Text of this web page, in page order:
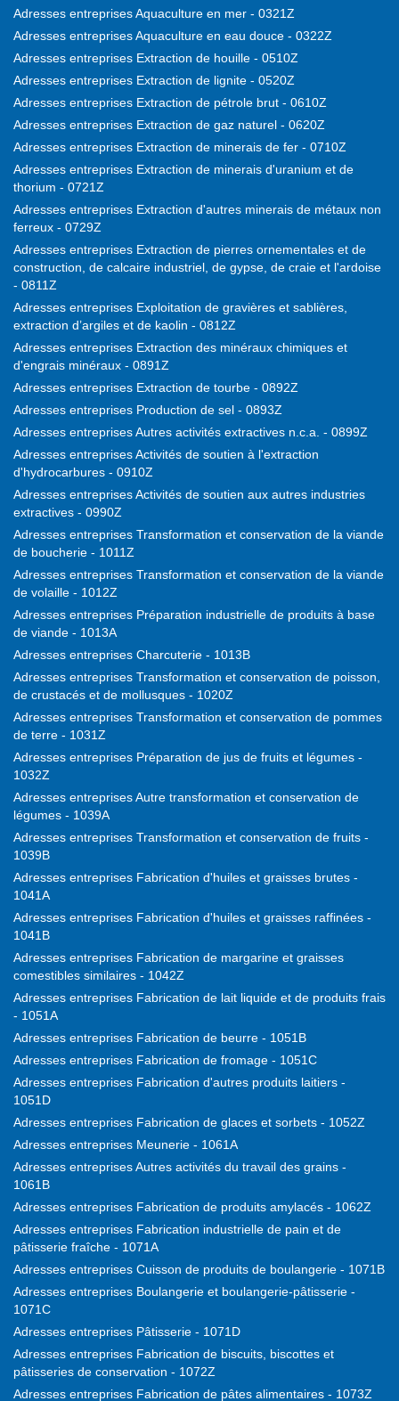
Adresses entreprises Aquaculture en mer - 0321Z
Adresses entreprises Aquaculture en eau douce - 0322Z
Adresses entreprises Extraction de houille - 0510Z
Adresses entreprises Extraction de lignite - 0520Z
Adresses entreprises Extraction de pétrole brut - 0610Z
Adresses entreprises Extraction de gaz naturel - 0620Z
Adresses entreprises Extraction de minerais de fer - 0710Z
Adresses entreprises Extraction de minerais d'uranium et de
thorium - 0721Z
Adresses entreprises Extraction d'autres minerais de métaux non
ferreux - 0729Z
Adresses entreprises Extraction de pierres ornementales et de
construction, de calcaire industriel, de gypse, de craie et l'ardoise
- 0811Z
Adresses entreprises Exploitation de gravières et sablières,
extraction d’argiles et de kaolin - 0812Z
Adresses entreprises Extraction des minéraux chimiques et
d'engrais minéraux - 0891Z
Adresses entreprises Extraction de tourbe - 0892Z
Adresses entreprises Production de sel - 0893Z
Adresses entreprises Autres activités extractives n.c.a. - 0899Z
Adresses entreprises Activités de soutien à l'extraction
d'hydrocarbures - 0910Z
Adresses entreprises Activités de soutien aux autres industries
extractives - 0990Z
Adresses entreprises Transformation et conservation de la viande
de boucherie - 1011Z
Adresses entreprises Transformation et conservation de la viande
de volaille - 1012Z
Adresses entreprises Préparation industrielle de produits à base
de viande - 1013A
Adresses entreprises Charcuterie - 1013B
Adresses entreprises Transformation et conservation de poisson,
de crustacés et de mollusques - 1020Z
Adresses entreprises Transformation et conservation de pommes
de terre - 1031Z
Adresses entreprises Préparation de jus de fruits et légumes -
1032Z
Adresses entreprises Autre transformation et conservation de
légumes - 1039A
Adresses entreprises Transformation et conservation de fruits -
1039B
Adresses entreprises Fabrication d'huiles et graisses brutes -
1041A
Adresses entreprises Fabrication d'huiles et graisses raffinées -
1041B
Adresses entreprises Fabrication de margarine et graisses
comestibles similaires - 1042Z
Adresses entreprises Fabrication de lait liquide et de produits frais
- 1051A
Adresses entreprises Fabrication de beurre - 1051B
Adresses entreprises Fabrication de fromage - 1051C
Adresses entreprises Fabrication d'autres produits laitiers -
1051D
Adresses entreprises Fabrication de glaces et sorbets - 1052Z
Adresses entreprises Meunerie - 1061A
Adresses entreprises Autres activités du travail des grains -
1061B
Adresses entreprises Fabrication de produits amylacés - 1062Z
Adresses entreprises Fabrication industrielle de pain et de
pâtisserie fraîche - 1071A
Adresses entreprises Cuisson de produits de boulangerie - 1071B
Adresses entreprises Boulangerie et boulangerie-pâtisserie -
1071C
Adresses entreprises Pâtisserie - 1071D
Adresses entreprises Fabrication de biscuits, biscottes et
pâtisseries de conservation - 1072Z
Adresses entreprises Fabrication de pâtes alimentaires - 1073Z